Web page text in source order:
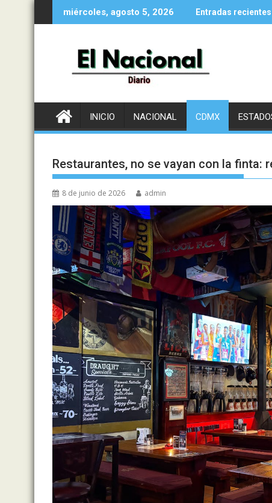
al
miércoles, agosto 5, 2026 Entradas recientes
INICIO NACIONAL CDMX
Restaurantes, no se vayan con la finta:
8 de junio de 2026 admin